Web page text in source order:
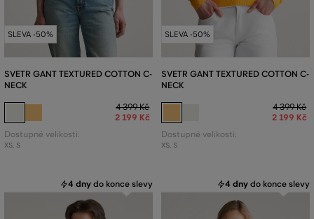
SLEVA -50%
SVETR GANT TEXTURED COTTON C-
NECK
4 399 Kč
2 199 Kč
Dostupné velikosti:
XS, S
SLEVA -50%
SVETR GANT TEXTURED COTTON C-
NECK
4 399 Kč
2 199 Kč
Dostupné velikosti:
XS, S
4 dny do konce slevy 4 dny do konce slevy